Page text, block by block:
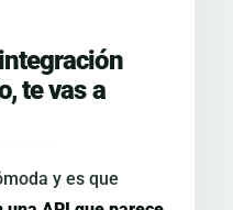
te vas a
y es que